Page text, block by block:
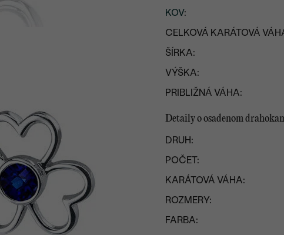
KOV:
CELKOVÁ KARÁTOVÁ
ŠÍRKA:
VÝŠKA:
PRIBLIŽNÁ VÁHA:
Detaily o osadenom
DRUH:
POČET:
KARÁTOVÁ VÁHA:
ROZMERY:
FARBA: